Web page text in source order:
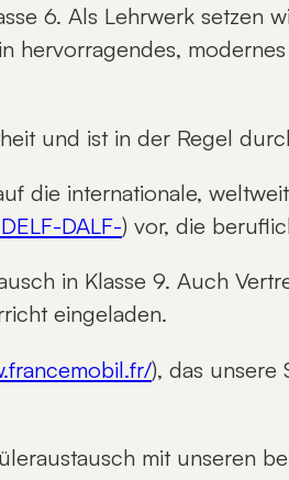
6. Als Lehrwerk setzen
hervorragendes,
und ist in der Regel
die internationale,
DALF-) vor, die
in Klasse 9. Auch
eingeladen.
), das unsere
mit unseren